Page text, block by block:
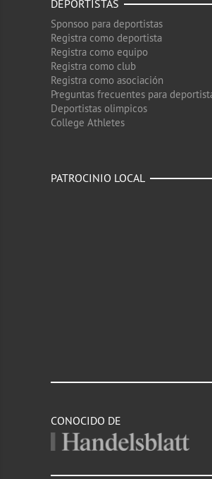
DEPORTISTAS
Sponsoo para deportistas
Registra como deportista
Registra como equipo
Registra como club
Registra como asociación
Preguntas frecuentes para
Deportistas olimpicos
College Athletes
PATROCINIO LOCAL
CONOCIDO DE